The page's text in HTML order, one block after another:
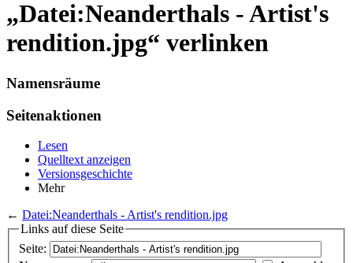
„Datei:Neanderthals - Artist's
rendition.jpg“ verlinken
Namensräume
Seitenaktionen
Lesen
Quelltext anzeigen
Versionsgeschichte
Mehr
← Datei:Neanderthals - Artist's rendition.jpg
Links auf diese Seite
Seite: